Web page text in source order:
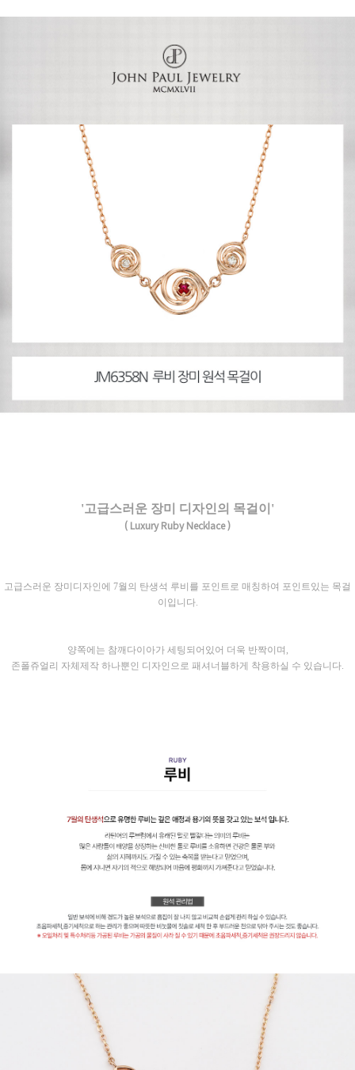
'고급스러운 장미 디자인의 목걸이'
( Luxury Ruby Necklace )
고급스러운 장미디자인에 7월의 탄생석 루비를 포인트로 매칭하여 포인트있는 목걸
이입니다.
양쪽에는 참깨다이아가 세팅되어있어 더욱 반짝이며,
존폴쥬얼리 자체제작 하나뿐인 디자인으로 패셔너블하게 착용하실 수 있습니다.